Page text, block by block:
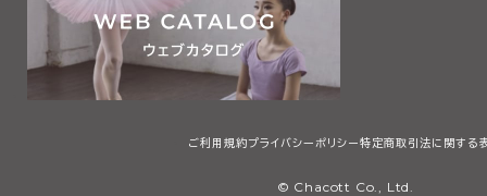
ご利用規約プライバシーポリシー 特定商取引法に関する
© Chacott Co., Ltd.